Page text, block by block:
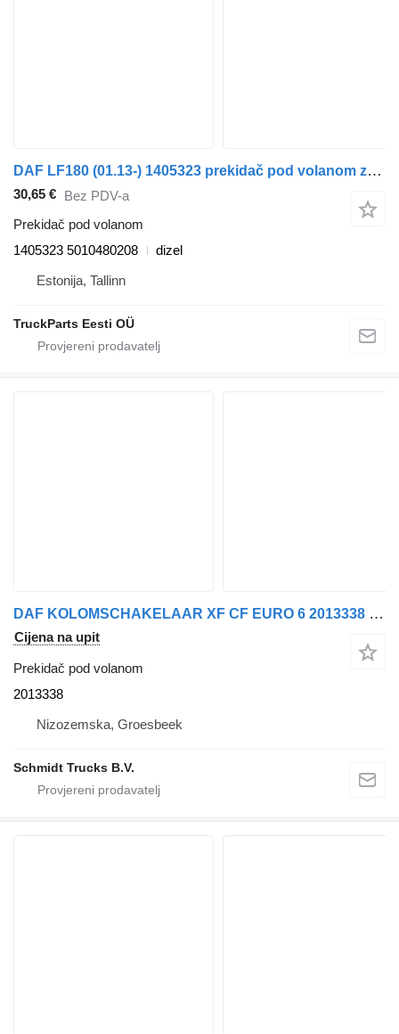
DAF LF180 (01.13-) 1405323 prekidač pod volanom za DAF LF45, LF55, LF180, CF65, CF75, CF85 (2001-) tegljača
30,65 € Bez PDV-a
Prekidač pod volanom
1405323 5010480208
dizel
Estonija, Tallinn
TruckParts Eesti OÜ
DAF KOLOMSCHAKELAAR XF CF EURO 6 2013338 prekidač pod volanom za tegljača
Cijena na upit
Prekidač pod volanom
2013338
Nizozemska, Groesbeek
Schmidt Trucks B.V.